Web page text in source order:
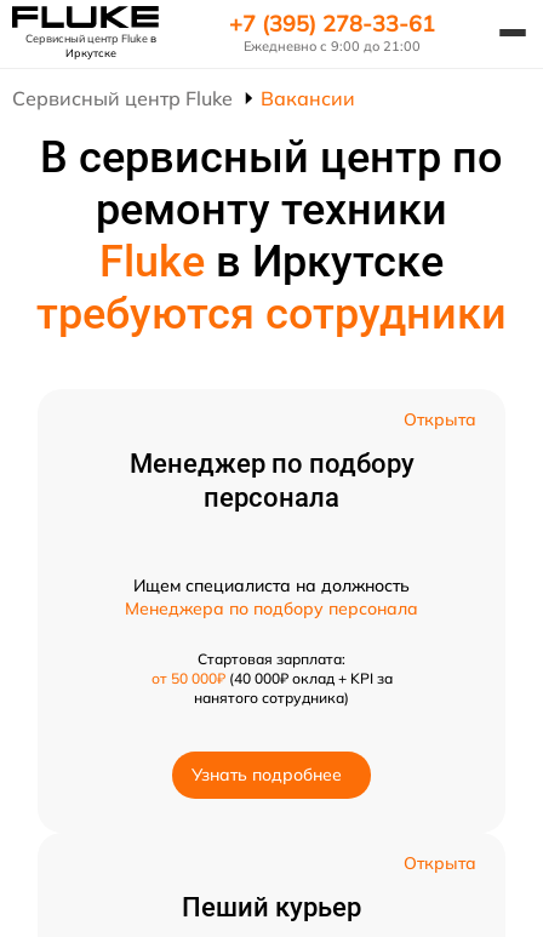
Сервисный центр Flukeв
Иркутске
+7 (395) 278-33-61
Ежедневно с 9:00 до 21:00
Сервисный центр Fluke Вакансии
В сервисный центр по
ремонту техники
Fluke в Иркутске
требуются сотрудники
Открыта
Менеджер по подбору
персонала
Ищем специалиста на должность
Менеджера по подбору персонала
Стартовая зарплата:
от 50 000₽(40 000₽ оклад + KPI за
нанятого сотрудника)
Узнать подробнее
Открыта
Пеший курьер